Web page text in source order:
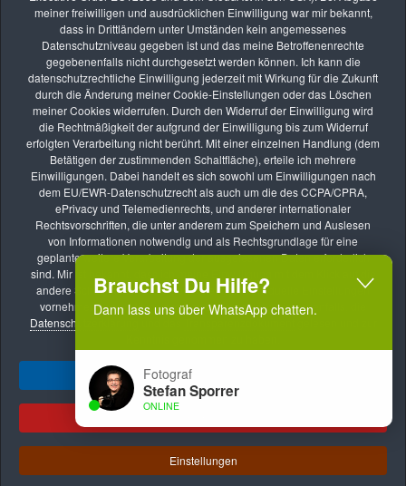
meiner freiwilligen und ausdrücklichen Einwilligung war mir bekannt,
dass in Drittländern unter Umständen kein angemessenes
Datenschutzniveau gegeben ist und das meine Betroffenenrechte
gegebenenfalls nicht durchgesetzt werden können. Ich kann die
datenschutzrechtliche Einwilligung jederzeit mit Wirkung für die Zukunft
durch die Änderung meiner Cookie-Einstellungen oder das Löschen
meiner Cookies widerrufen. Durch den Widerruf der Einwilligung wird
die Rechtmäßigkeit der aufgrund der Einwilligung bis zum Widerruf
erfolgten Verarbeitung nicht berührt. Mit einer einzelnen Handlung (dem
Betätigen der zustimmenden Schaltfläche), erteile ich mehrere
Einwilligungen. Dabei handelt es sich sowohl um Einwilligungen nach
dem EU/EWR-Datenschutzrecht als auch um die des CCPA/CPRA,
ePrivacy und Telemedienrechts, und anderer internationaler
Rechtsvorschriften, die unter anderem zum Speichern und Auslesen
von Informationen notwendig und als Rechtsgrundlage für eine
geplante weitere Verarbeitung der ausgelesenen Daten erforderlich
sind. Mir ist bekannt, dass ich meine Einwilligung mit dem Klick auf die
andere Schaltfläche verweigern oder ggf. individuelle Einstellungen
vornehmen kann. Mit meiner Handlung bestätige ich ebenfalls, die
Datenschutzerklärung
Transparenzdokument
Ja, ich gebe mein Einverständnis!
Einstellungen
Fotoexkursion: „Insektenschutz ist Umweltschutz“ –
Insektenfotografie im Mallertshofer Holz
vhs Kurse
AUG.
26
Online-Kurs: Lernen durch Bildbesprechung
vhs Kurse
SEP.
09
Online-Kurs: Lernen durch Bildbesprechung
vhs Kurse
Brauchst Du Hilfe, dann lass uns über WhatsApp
1
Brauchst Du Hilfe?
Dann lass uns über WhatsApp chatten.
Fotograf
Stefan Sporrer
ONLINE
Impressum Datenschutzerklärung
Transparenzdokument
Datenschutz AGB
Meldestelle nach dem HinSchG
.
Copyright © 2024 - 2026 by Stefan Sporrer